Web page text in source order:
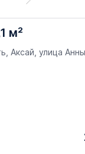
м²
Аксай, улица